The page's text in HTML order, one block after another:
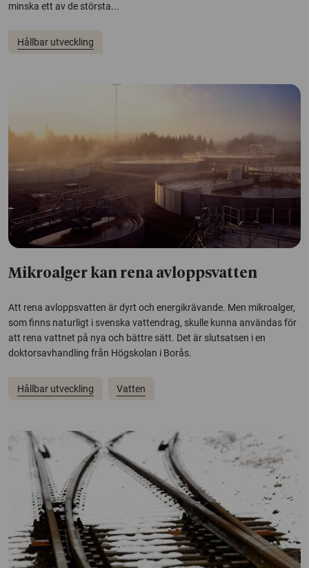
minska ett av de största...
Hållbar utveckling
Mikroalger kan rena avloppsvatten
Att rena avloppsvatten är dyrt och energikrävande. Men mikroalger,
som finns naturligt i svenska vattendrag, skulle kunna användas för
att rena vattnet på nya och bättre sätt. Det är slutsatsen i en
doktorsavhandling från Högskolan i Borås.
Hållbar utveckling Vatten